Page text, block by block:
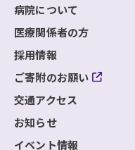
病院について
医療関係者の方
採用情報
ご寄附のお願い
交通アクセス
お知らせ
イベント情報